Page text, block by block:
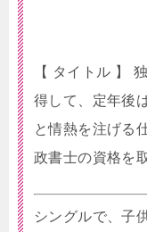
【 タイトル 】
得して、定年後
と情熱を注げる
政書士の資格を
シングルで、子